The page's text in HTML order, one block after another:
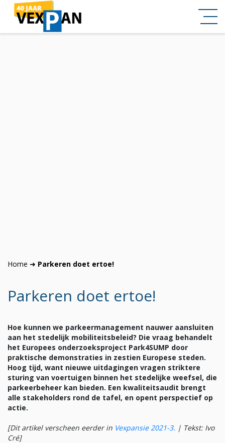
Home ➜ Parkeren doet ertoe!
Parkeren doet ertoe!
Hoe kunnen we parkeermanagement nauwer aansluiten
aan het stedelijk mobiliteitsbeleid? Die vraag behandelt
het Europees onderzoeksproject Park4SUMP door
praktische demonstraties in zestien Europese steden.
Hoog tijd, want nieuwe uitdagingen vragen striktere
sturing van voertuigen binnen het stedelijke weefsel, die
parkeerbeheer kan bieden. Een kwaliteitsaudit brengt
alle stakeholders rond de tafel, en opent perspectief op
actie.
[Dit artikel verscheen eerder in Vexpansie 2021-3. | Tekst: Ivo
Cré]